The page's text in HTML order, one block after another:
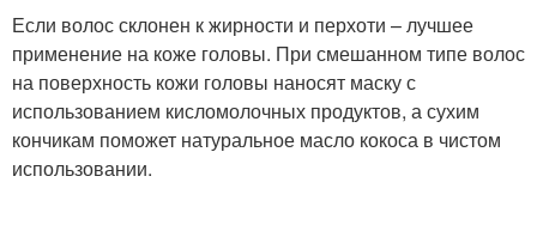
Если волос склонен к жирности и перхоти – лучшее
применение на коже головы. При смешанном типе волос
на поверхность кожи головы наносят маску с
использованием кисломолочных продуктов, а сухим
кончикам поможет натуральное масло кокоса в чистом
использовании.